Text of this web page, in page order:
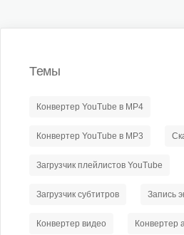
Темы
Конвертер YouTube в MP4
Конвертер YouTube в MP3
Загрузчик плейлистов YouTube
Загрузчик субтитров Запись
Конвертер видео Конвертер